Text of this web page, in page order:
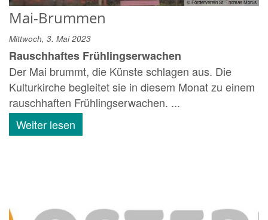
© Förderverein St. Thomas Morus
Mai-Brummen
Mittwoch, 3. Mai 2023
Rauschhaftes Frühlingserwachen
Der Mai brummt, die Künste schlagen aus. Die
Kulturkirche begleitet sie in diesem Monat zu einem
rauschhaften Frühlingserwachen. ...
Weiter lesen